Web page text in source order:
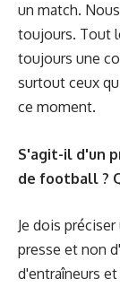
un match.
toujours. Tout
toujours une
surtout ceux
ce moment.
S'agit-il d'un
de football ?
Je dois
presse et non
d'entraîneurs